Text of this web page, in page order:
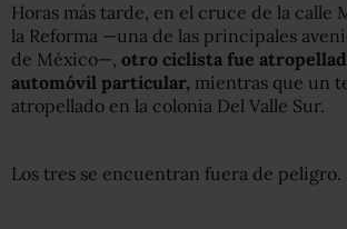
Horas más tarde, en el cruce de la calle
la Reforma —una de las principales
de México—, otro ciclista fue
automóvil particular, mientras que un
atropellado en la colonia Del Valle Sur.
Los tres se encuentran fuera de peligro.